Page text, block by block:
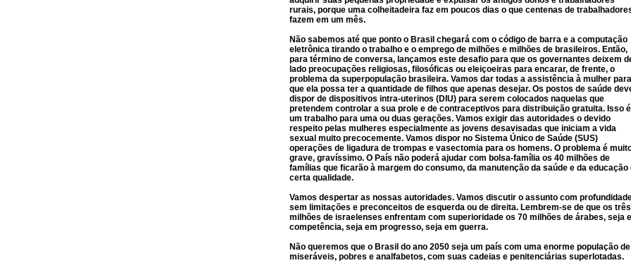
rurais, porque uma colheitadeira faz em poucos dias o que centenas de
fazem em um mês.
Não sabemos até que ponto o Brasil chegará com o código de barra e a computação
eletrônica tirando o trabalho e o emprego de milhões e milhões de brasileiros. Então,
para término de conversa, lançamos este desafio para que os governantes deixem
lado preocupações religiosas, filosóficas ou eleiçoeiras para encarar, de frente, o
problema da superpopulação brasileira. Vamos dar todas a assistência à mulher para
que ela possa ter a quantidade de filhos que apenas desejar. Os postos de saúde
dispor de dispositivos intra-uterinos (DIU) para serem colocados naquelas que
pretendem controlar a sua prole e de contraceptivos para distribuição gratuita. Isso é
um trabalho para uma ou duas gerações. Vamos exigir das autoridades o devido
respeito pelas mulheres especialmente as jovens desavisadas que iniciam a vida
sexual muito precocemente. Vamos dispor no Sistema Único de Saúde (SUS)
operações de ligadura de trompas e vasectomia para os homens. O problema é
grave, gravíssimo. O País não poderá ajudar com bolsa-família os 40 milhões de
famílias que ficarão à margem do consumo, da manutenção da saúde e da educação
certa qualidade.
Vamos despertar as nossas autoridades. Vamos discutir o assunto com
sem limitações e preconceitos de esquerda ou de direita. Lembrem-se de que os três
milhões de israelenses enfrentam com superioridade os 70 milhões de árabes, seja
competência, seja em progresso, seja em guerra.
Não queremos que o Brasil do ano 2050 seja um país com uma enorme população de
miseráveis, pobres e analfabetos, com suas cadeias e penitenciárias superlotadas.